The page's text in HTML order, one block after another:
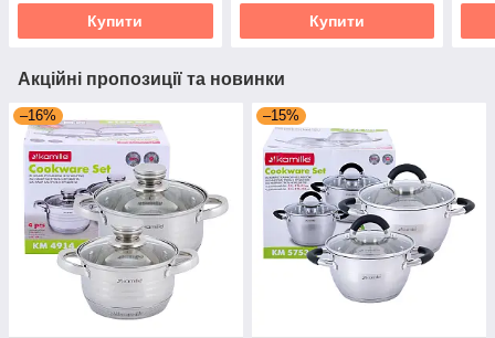
Купити Купити
Акційні пропозиції та новинки
–16% –15%